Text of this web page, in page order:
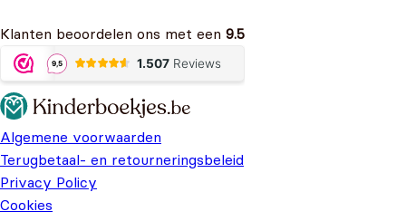
Klanten beoordelen ons met een 9.5
Algemene voorwaarden
Terugbetaal- en retourneringsbeleid
Privacy Policy
Cookies